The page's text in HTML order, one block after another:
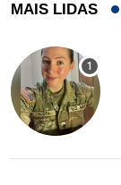
MAIS LIDAS